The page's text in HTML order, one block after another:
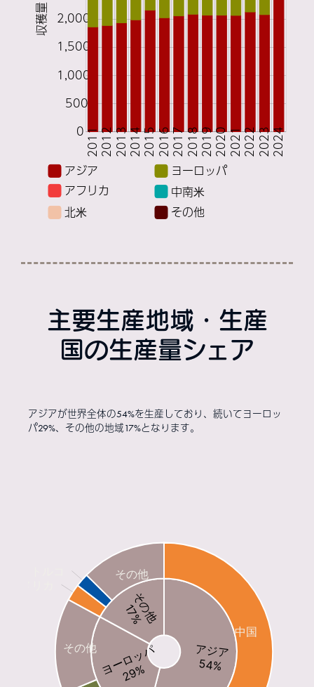
主要生産地域・生産
国の生産量シェア
アジアが世界全体の54%を生産しており、続いてヨーロッ
パ29%、その他の地域17%となります。